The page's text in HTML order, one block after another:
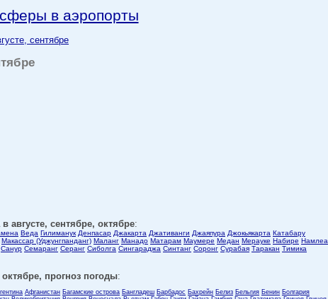
в аэропорты
сентябре
августе, сентябре, октябре:
Веда Гилиманук Денпасар Джакарта Джативанги Джаяпура Джокьякарта Катабару
Макассар (Уджунгпанданг) Маланг Манадо Матарам Маумере Медан Мерауке Набире Намлеа
Санур Семаранг Серанг Сиболга Сингараджа Синтанг Соронг Сурабая Таракан Тимика
прогноз погоды:
Афганистан Багамские острова Бангладеш Барбадос Бахрейн Белиз Бельгия Бенин Болгария